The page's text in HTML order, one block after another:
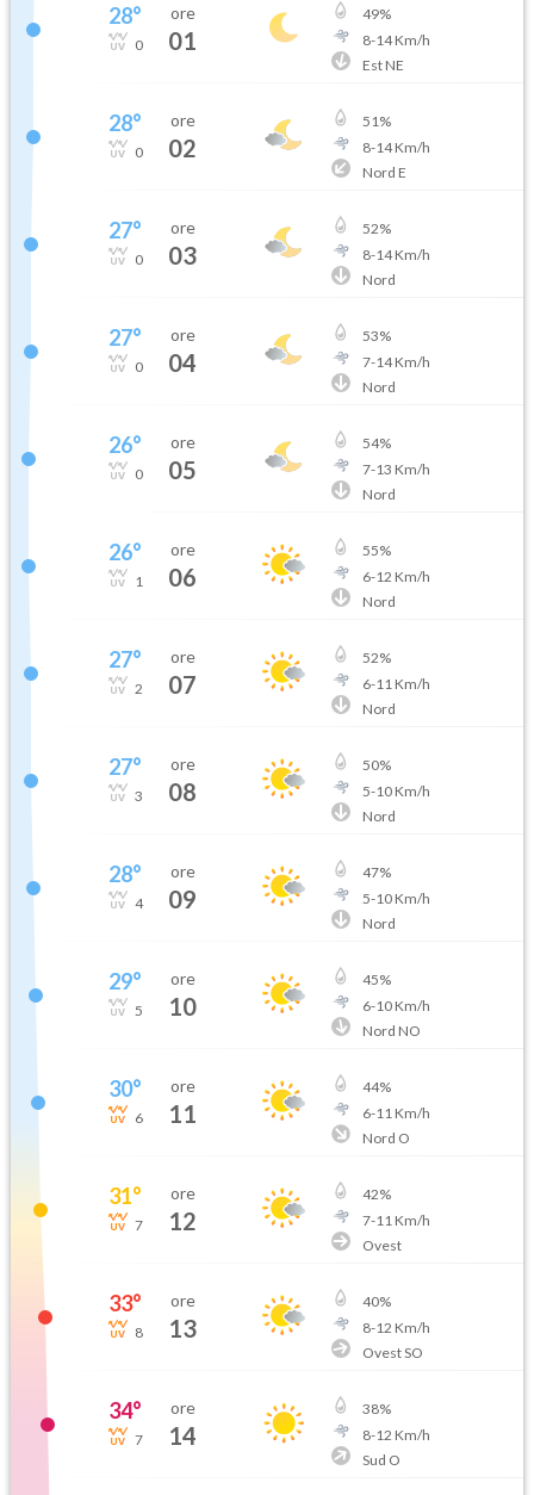
28°
0
ore
01
49%
8-14Km/h
Est NE
28°
0
ore
02
51%
8-14Km/h
Nord E
27°
0
ore
03
52%
8-14Km/h
Nord
27°
0
ore
04
53%
7-14Km/h
Nord
26°
0
ore
05
54%
7-13 Km/h
Nord
26°
1
ore
06
55%
6-12 Km/h
Nord
27°
2
ore
07
52%
6-11 Km/h
Nord
27°
3
ore
08
50%
5-10Km/h
Nord
28°
4
ore
09
47%
5-10Km/h
Nord
29°
5
ore
10
45%
6-10Km/h
Nord NO
30°
6
ore
11
44%
6-11 Km/h
Nord O
31°
7
ore
12
42%
7-11 Km/h
Ovest
33°
8
ore
13
40%
8-12 Km/h
Ovest SO
34°
7
ore
14
38%
8-12 Km/h
Sud O